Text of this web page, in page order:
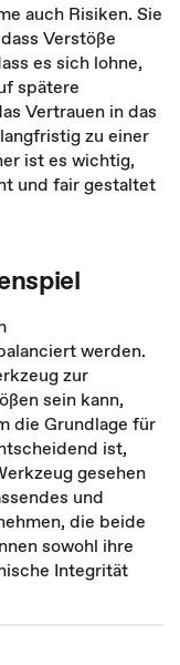
auch Risiken. Sie
Verstöße
es sich lohne,
spätere
Vertrauen in das
zu einer
ist es wichtig,
und fair gestaltet
werden.
zur
sein kann,
die Grundlage für
ist,
gesehen
und
die beide
sowohl ihre
Integrität